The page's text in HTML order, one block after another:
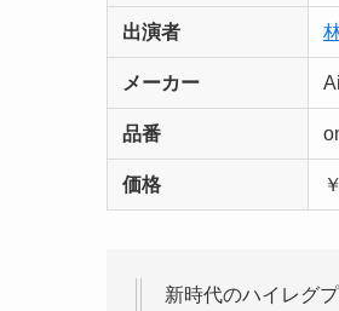
出演者
メーカー
品番
価格
新時代のハイレグ